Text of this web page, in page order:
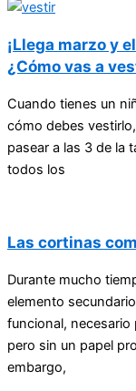
¡Llega marzo y
¿Cómo vas a
Cuando tienes un
cómo debes
pasear a las 3 de la
todos los
Las cortinas
Durante mucho
elemento
funcional, necesario
pero sin un papel
embargo,